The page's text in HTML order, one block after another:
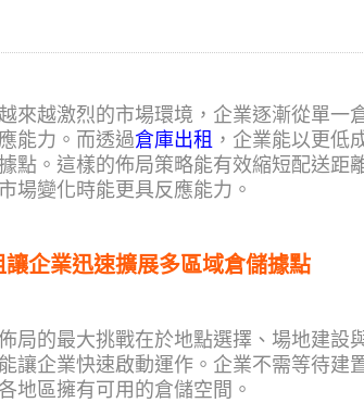
來越激烈的市場環境，企業逐漸從單一
能力。而透過倉庫出租 ，企業能以更低
點。這樣的佈局策略能有效縮短配送距
場變化時能更具反應能力。
讓企業迅速擴展多區域倉儲據點
局的最大挑戰在於地點選擇、場地建設
讓企業快速啟動運作。企業不需等待建
地區擁有可用的倉儲空間。